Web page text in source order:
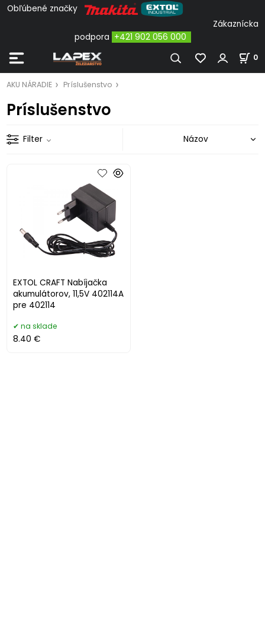
Obľúbené značky
Zákaznícka
podpora +421 902 056 000
0
AKU NÁRADIE Príslušenstvo
Príslušenstvo
Filter
EXTOL CRAFT Nabíjačka
akumulátorov, 11,5V 402114A
pre 402114
na sklade
8.40 €